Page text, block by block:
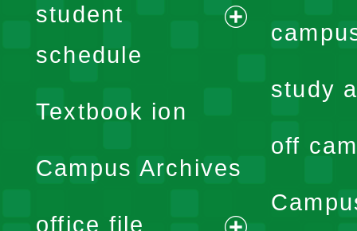
student
schedule
expand
menu
Textbook ion
Campus Archives
office file
study
off